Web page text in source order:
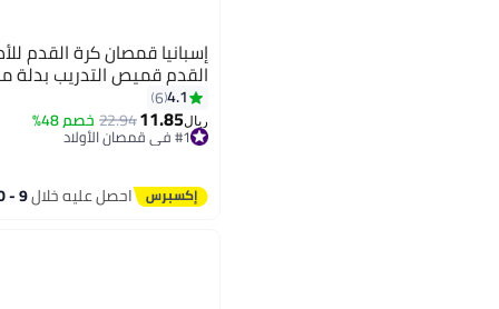
إسبانيا قمصان كرة القدم
القدم قميص التدريب بدلة
4.1
6
ريال11.85
22.94خصم 48%
#1 في قمصان الأولاد
باقي 2 وحدات في المخزون
احصل عليه خلال9 - 10 اغسطس